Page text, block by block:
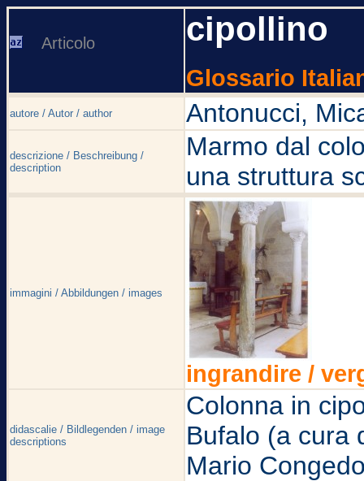
Articolo cipollino
Glossario
autore / Autor / author Antonucci,
descrizione / Beschreibung /
description
Marmo dal
una struttura
immagini / Abbildungen / images
ingrandire /
didascalie / Bildlegenden / image
descriptions
Colonna in
Bufalo (a cura
Mario